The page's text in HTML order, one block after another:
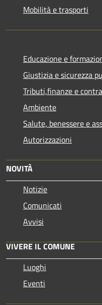
Mobilità e trasporti
Educazione e
Giustizia e sicurezza
Tributi,finanze e
Ambiente
Salute, benessere e
Autorizzazioni
NOVITÀ
Notizie
Comunicati
Avvisi
VIVERE IL COMUNE
Luoghi
Eventi